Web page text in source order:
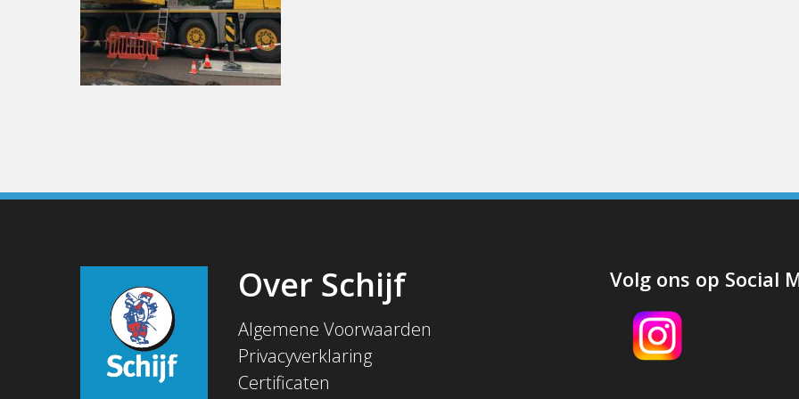
Over Schijf
Algemene Voorwaarden
Privacyverklaring
Certificaten
Volg ons op Social